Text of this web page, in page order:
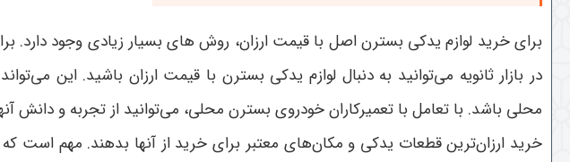
برای خرید لوازم یدکی بسترن اصل با قیمت ارزان، روش های بسیار زیادی وجود دارد.
در بازار ثانویه می‌توانید به دنبال لوازم یدکی بسترن با قیمت ارزان باشید. این
محلی باشد. با تعامل با تعمیرکاران خودروی بسترن محلی، می‌توانید از تجربه و دانش
خرید ارزان‌ترین قطعات یدکی و مکان‌های معتبر برای خرید از آنها بدهند. مهم است